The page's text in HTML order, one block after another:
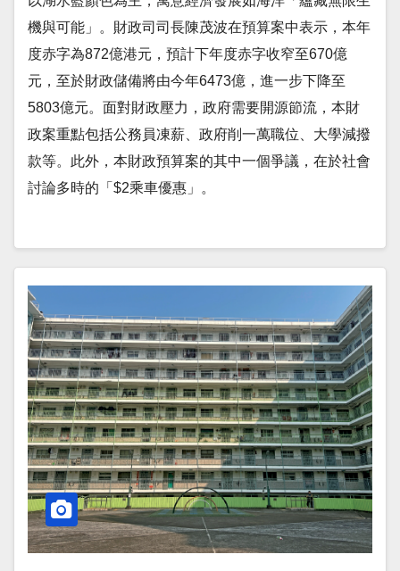
機與可能」。財政司司長陳茂波在預算案中表示，本年
度赤字為872億港元，預計下年度赤字收窄至670億
元，至於財政儲備將由今年6473億，進一步下降至
5803億元。面對財政壓力，政府需要開源節流，本財
政案重點包括公務員凍薪、政府削一萬職位、大學減撥
款等。此外，本財政預算案的其中一個爭議，在於社會
討論多時的「$2乘車優惠」。